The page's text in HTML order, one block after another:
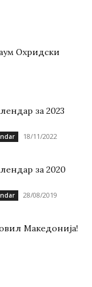
Охридски
за 2023
18/11/2022
за 2020
28/08/2019
Македонија!